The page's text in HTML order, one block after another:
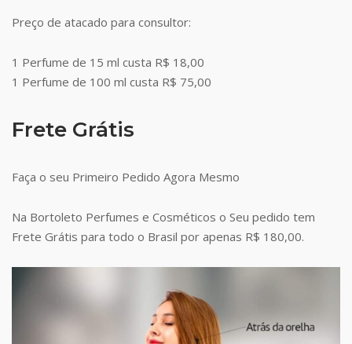
Preço de atacado para consultor:
1 Perfume de 15 ml custa R$ 18,00
1 Perfume de 100 ml custa R$ 75,00
Frete Grátis
Faça o seu Primeiro Pedido Agora Mesmo
Na Bortoleto Perfumes e Cosméticos o Seu pedido tem
Frete Grátis para todo o Brasil por apenas R$ 180,00.